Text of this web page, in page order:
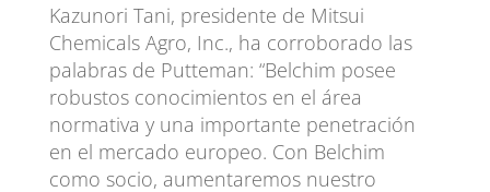
Kazunori Tani, presidente de Mitsui
Chemicals Agro, Inc., ha corroborado las
palabras de Putteman: “Belchim posee
robustos conocimientos en el área
normativa y una importante penetración
en el mercado europeo. Con Belchim
como socio, aumentaremos nuestro